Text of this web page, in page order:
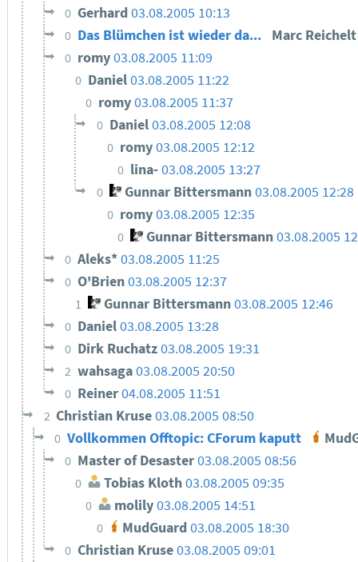
0 Gerhard 03.08.2005 10:13
0 Das Blümchen ist wieder da... Marc
0 romy03.08.2005 11:09
0 Daniel03.08.2005 11:22
0 romy03.08.2005 11:37
0 Daniel03.08.2005 12:08
0 romy03.08.2005 12:12
0 lina-03.08.2005 13:27
0 Gunnar Bittersmann03.08.2005 12:28
0 romy03.08.2005 12:35
0 Gunnar Bittersmann03.08.2005
0 Aleks*03.08.2005 11:25
0 O'Brien03.08.2005 12:37
1 Gunnar Bittersmann03.08.2005 12:46
0 Daniel03.08.2005 13:28
0 Dirk Ruchatz03.08.2005 19:31
2 wahsaga03.08.2005 20:50
0 Reiner04.08.2005 11:51
2 Christian Kruse03.08.2005 08:50
0 Vollkommen Offtopic: CForum kaputt
0 Master of Desaster03.08.2005 08:56
0 Tobias Kloth03.08.2005 09:35
0 molily03.08.2005 14:51
0 MudGuard 03.08.2005 18:30
0 Christian Kruse03.08.2005 09:01